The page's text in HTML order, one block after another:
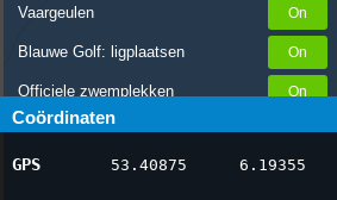
Vaargeulen
Blauwe Golf: ligplaatsen
Officiele zwemplekken
Stremmingen/hinder
AIS scheepsposities
Coördinaten
GPS 53.40875 6.19355